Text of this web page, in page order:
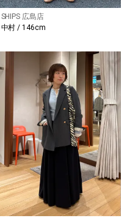
SHIPS 広島店
中村 / 146cm